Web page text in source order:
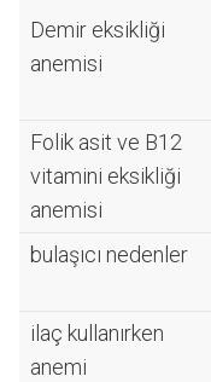
Demir eksikliği
anemisi
Folik asit ve B12
vitamini eksikliği
anemisi
bulaşıcı nedenler
ilaç kullanırken
anemi